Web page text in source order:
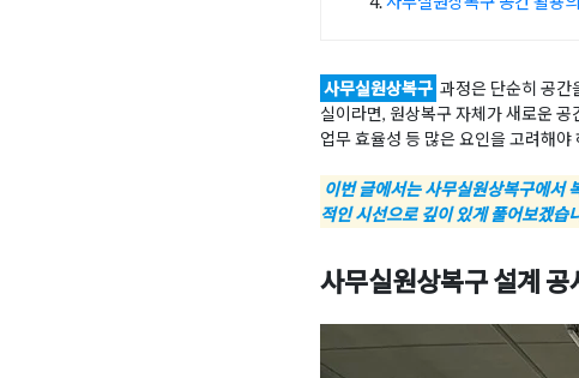
사무실원상복구 과정은 단순히 공간
실이라면, 원상복구 자체가 새로운
업무 효율성 등 많은 요인을 고려해
이번 글에서는 사무실원상복구에서
적인 시선으로 깊이 있게 풀어보겠습
사무실원상복구 설계 공